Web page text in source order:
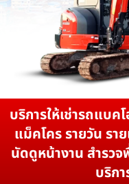
บริการให้เช่ารถแบค
แม็คโคร รายวัน รา
นัดดูหน้างาน สำรวจ
บริก